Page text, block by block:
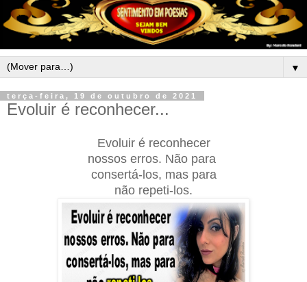
▼
terça-feira, 19 de outubro de 2021
Evoluir é reconhecer...
Evoluir é reconhecer
nossos erros. Não para
consertá-los, mas para
não repeti-los.